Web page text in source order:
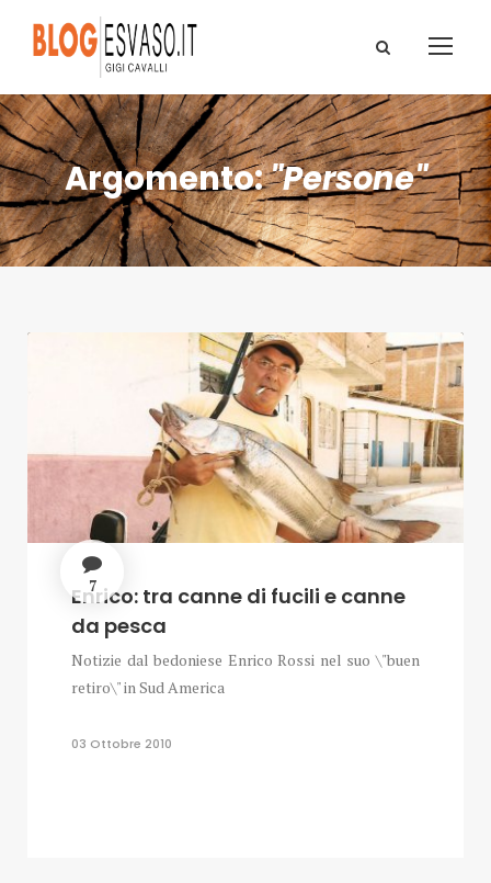
Argomento:"Persone"
7
Enrico: tra canne di fucili e canne
da pesca
Notizie dal bedoniese Enrico Rossi nel suo \"buen
retiro\" in Sud America
03 Ottobre 2010